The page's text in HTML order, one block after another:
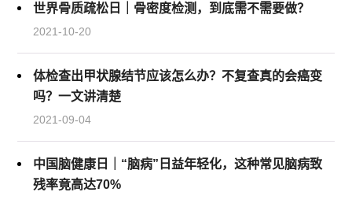
世界骨质疏松日｜骨密度检测，到底需不需要做？
2021-10-20
体检查出甲状腺结节应该怎么办？不复查真的会癌变
吗？一文讲清楚
2021-09-04
中国脑健康日｜“脑病”日益年轻化，这种常见脑病致
残率竟高达70%